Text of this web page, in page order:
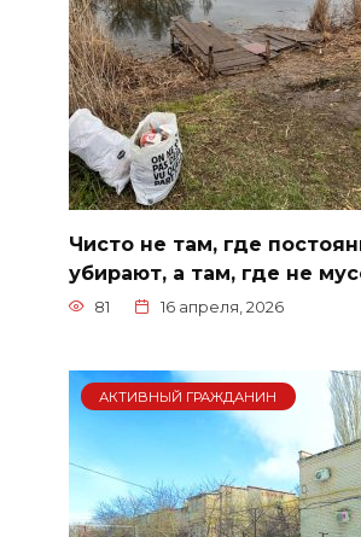
Чисто не там, где
убирают, а там, где не
81 16 апреля, 2026
АКТИВНЫЙ ГРАЖДАНИН